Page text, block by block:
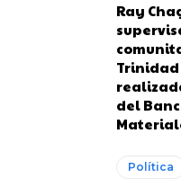
Ray
del
Política